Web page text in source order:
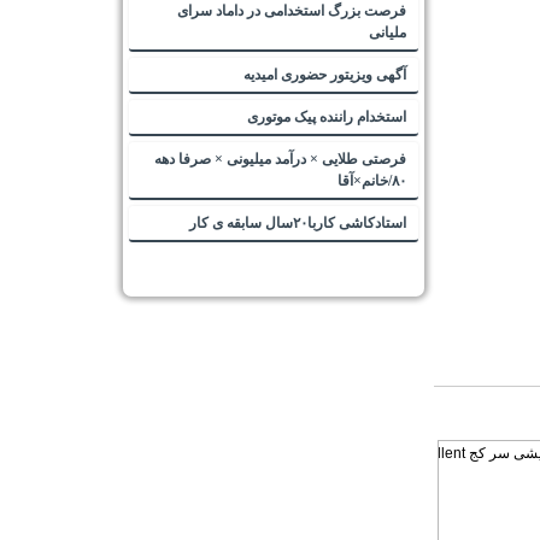
فرصت بزرگ استخدامی در داماد سرای
ملیانی
آگهی ویزیتور حضوری امیدیه
استخدام راننده پیک موتوری
فرصتی طلایی × درآمد میلیونی × صرفا دهه
۸۰/خانم×آقا
استادکاشی کاربا۲۰سال سابقه ی کار